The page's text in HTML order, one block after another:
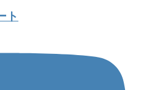
ト